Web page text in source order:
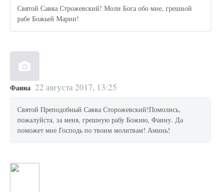
Святой Савва Строжевский! Моли Бога обо мне, грешной
рабе Божьей Марии!
Фаина 22 августа 2017, 13:25
Святой Преподобный Савва Сторожевский!Помолись,
пожалуйста, за меня, грешную рабу Божию, Фаину. Да
поможет мне Господь по твоим молитвам! Аминь!